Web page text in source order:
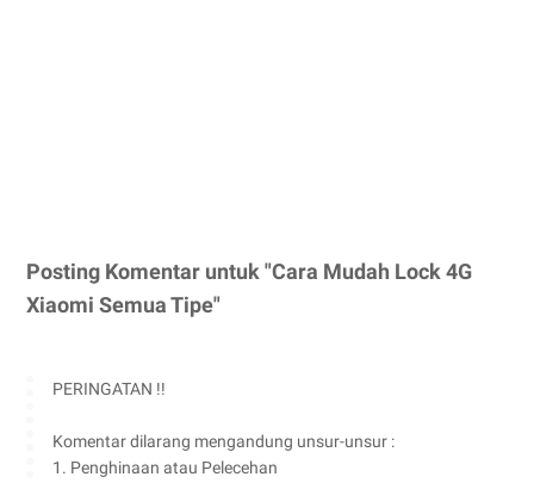
Posting Komentar untuk "Cara Mudah Lock 4G
Xiaomi Semua Tipe"
PERINGATAN !!
Komentar dilarang mengandung unsur-unsur :
1. Penghinaan atau Pelecehan